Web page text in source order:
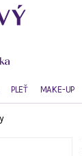
PLEŤ MAKE-UP